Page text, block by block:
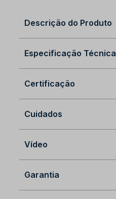
Descrição do Produto
Especificação Técnica
Certificação
Cuidados
Vídeo
Garantia